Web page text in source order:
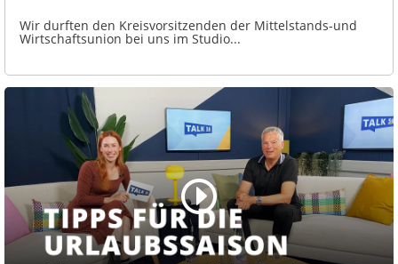
Wir durften den Kreisvorsitzenden der Mittelstands-und
Wirtschaftsunion bei uns im Studio...